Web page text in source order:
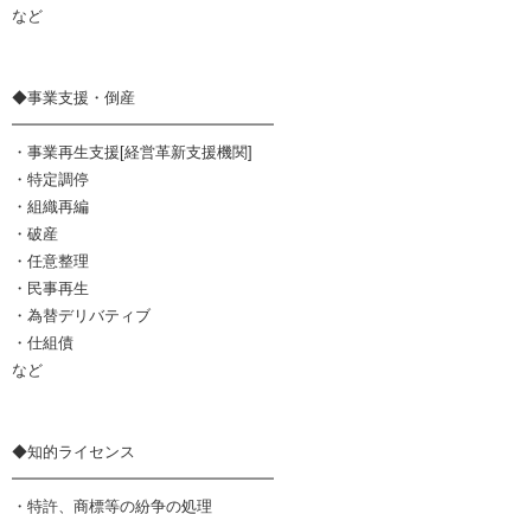
など
◆事業支援・倒産
━━━━━━━━━━━━━━━━━
・事業再生支援[経営革新支援機関]
・特定調停
・組織再編
・破産
・任意整理
・民事再生
・為替デリバティブ
・仕組債
など
◆知的ライセンス
━━━━━━━━━━━━━━━━━
・特許、商標等の紛争の処理